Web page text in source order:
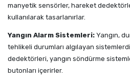
manyetik sensörler, hareket
kullanılarak tasarlanırlar.
Yangın Alarm Sistemleri: Yangın,
tehlikeli durumları algılayan
dedektörleri, yangın söndürme
butonları içerirler.